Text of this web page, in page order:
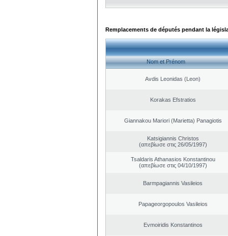
Remplacements de députés pendant la
Nom et Prénom
Avdis Leonidas (Leon)
Korakas Efstratios
Giannakou Mariori (Marietta) Panagiotis
Katsigiannis Christos
(απεβίωσε στις 26/05/1997)
Tsaldaris Athanasios Konstantinou
(απεβίωσε στις 04/10/1997)
Barmpagiannis Vasileios
Papageorgopoulos Vasileios
Evmoiridis Konstantinos